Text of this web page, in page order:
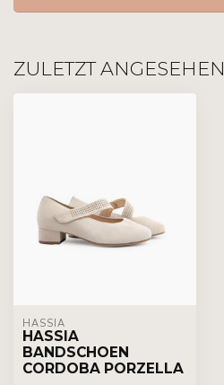
ZULETZT ANGESEHEN
HASSIA
HASSIA
BANDSCHOEN
CORDOBA PORZELLA